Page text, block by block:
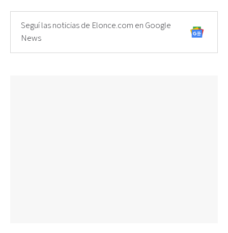
Seguí las noticias de Elonce.com en Google
News